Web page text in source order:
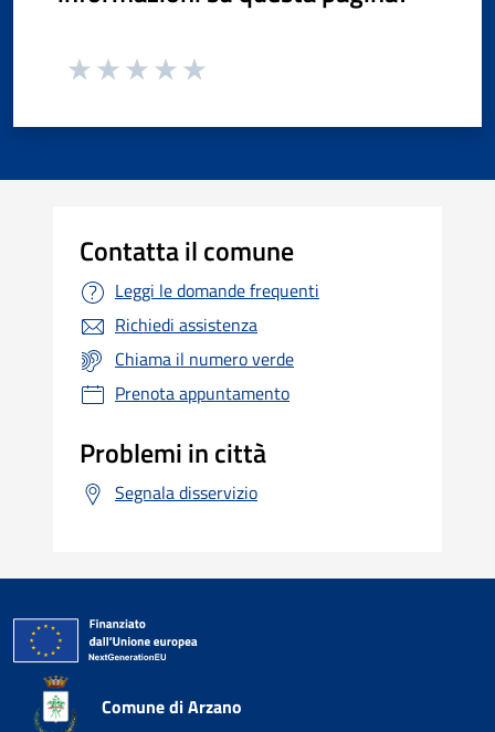
Contatta il comune
Leggi le domande frequenti
Richiedi assistenza
Chiama il numero verde
Prenota appuntamento
Problemi in città
Segnala disservizio
Comune di Arzano